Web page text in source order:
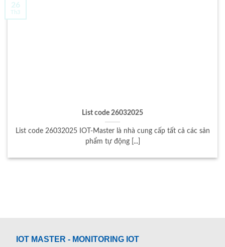
List code 26032025
List code 26032025 IOT-Master là nhà cung cấp tất cả các sản
phẩm tự động [...]
26
Th3
IOT MASTER - MONITORING IOT